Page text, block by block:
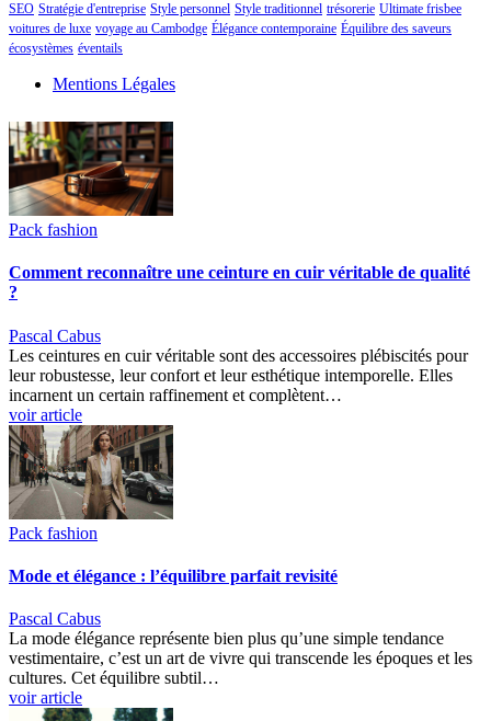
SEO Stratégie d'entreprise Style personnel Style traditionnel trésorerie Ultimate frisbee
voitures de luxe voyage au Cambodge Élégance contemporaine Équilibre des saveurs
écosystèmes éventails
Mentions Légales
Pack fashion
Comment reconnaître une ceinture en cuir véritable de qualité
?
Pascal Cabus
Les ceintures en cuir véritable sont des accessoires plébiscités pour
leur robustesse, leur confort et leur esthétique intemporelle. Elles
incarnent un certain raffinement et complètent…
voir article
Pack fashion
Mode et élégance : l’équilibre parfait revisité
Pascal Cabus
La mode élégance représente bien plus qu’une simple tendance
vestimentaire, c’est un art de vivre qui transcende les époques et les
cultures. Cet équilibre subtil…
voir article